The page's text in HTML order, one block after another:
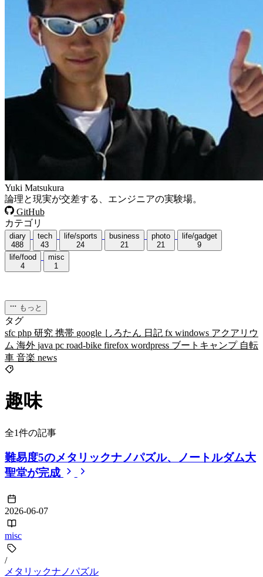
Yuki Matsukura
論理と現実が交差する、エンジニアの実験場。
GitHub
カテゴリ
diary
488
tech
43
life/sports
24
business
21
photo
21
life/gadget
9
life/food
4
misc
1
もっと
タグ
sfc php 研究 携帯 google しろたん 日記 fx windows アクアリウ
ム 海外 java pc road-bike firefox wordpress ブートキャンプ 自転
車 音楽 news
趣味
全1件の記事
難易度5のメタリックナノパズル、ノートルダム大
聖堂が完成
2026-06-07
misc
/
メタリックナノパズル